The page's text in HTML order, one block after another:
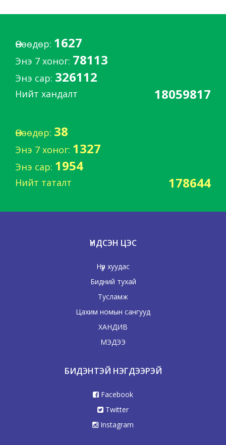
Өнөөдөр: 1627
Энэ 7 хоног: 78113
Энэ сар: 326112
Нийт хандалт 18059817
Өнөөдөр: 38
Энэ 7 хоног: 1327
Энэ сар: 1954
Нийт таталт 178644
ҮНДСЭН ЦЭС
Нүүр хуудас
Бидний тухай
Тусламж
Цахим номын сангууд
ХАНДИВ
МЭДЭЭ
БИДЭНТЭЙ НЭГДЭЭРЭЙ
Facebook
Twitter
Instagram